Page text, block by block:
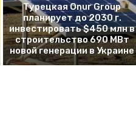
Турецкая Onur Group
планирует до 2030 г.
инвестировать $450 млн в
строительство 690 МВт
новой генерации в Украине